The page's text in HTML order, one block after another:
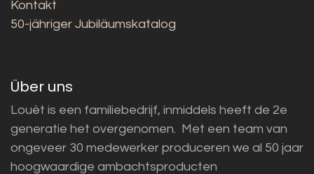
Kontakt
50-jähriger Jubiläumskatalog
Über uns
Louët is een familiebedrijf, inmiddels heeft de 2e
generatie het overgenomen. Met een team van
ongeveer 30 medewerker produceren we al 50 jaar
hoogwaardige ambachtsproducten